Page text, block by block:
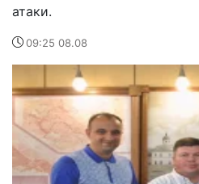
атаки.
09:25 08.08